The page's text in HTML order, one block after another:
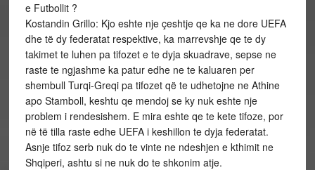
e Futbollit ?
Kostandin Grillo: Kjo eshte nje çeshtje qe ka ne dore UEFA
dhe të dy federatat respektive, ka marrevshje qe te dy
takimet te luhen pa tifozet e te dyja skuadrave, sepse ne
raste te ngjashme ka patur edhe ne te kaluaren per
shembull Turqi-Greqi pa tifozet që te udhetojne ne Athine
apo Stamboll, keshtu qe mendoj se ky nuk eshte nje
problem i rendesishem. E mira eshte qe te kete tifoze, por
në të tilla raste edhe UEFA i keshillon te dyja federatat.
Asnje tifoz serb nuk do te vinte ne ndeshjen e kthimit ne
Shqiperi, ashtu si ne nuk do te shkonim atje.